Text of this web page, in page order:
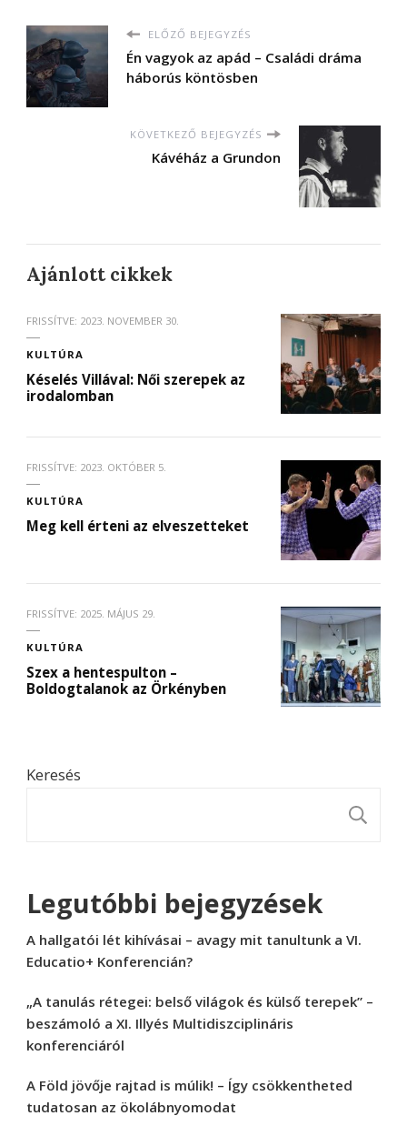
ELŐZŐ BEJEGYZÉS
Én vagyok az apád – Családi dráma
háborús köntösben
KÖVETKEZŐ BEJEGYZÉS
Kávéház a Grundon
Ajánlott cikkek
FRISSÍTVE: 2023. NOVEMBER 30.
KULTÚRA
Késelés Villával: Női szerepek az
irodalomban
FRISSÍTVE: 2023. OKTÓBER 5.
KULTÚRA
Meg kell érteni az elveszetteket
FRISSÍTVE: 2025. MÁJUS 29.
KULTÚRA
Szex a hentespulton –
Boldogtalanok az Örkényben
Keresés
Legutóbbi bejegyzések
A hallgatói lét kihívásai – avagy mit tanultunk a VI.
Educatio+ Konferencián?
„A tanulás rétegei: belső világok és külső terepek” –
beszámoló a XI. Illyés Multidiszciplináris
konferenciáról
A Föld jövője rajtad is múlik! – Így csökkentheted
tudatosan az ökolábnyomodat